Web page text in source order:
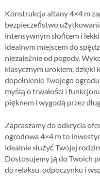
Konstrukcja altany 4×4 m
bezpieczeństwo
intensywnym słońcem i
idealnym miejscem do
niezależnie od pogody.
klasycznym urokiem,
dopełnienie Twojego
myślą o trwałości i
pięknem i wygodą przez
Zapraszamy do odkrycia
ogrodowa 4×4 m to
idealnie służyć Twojej
Dostosujemy ją do Twoich
do relaksu, odpoczynku i